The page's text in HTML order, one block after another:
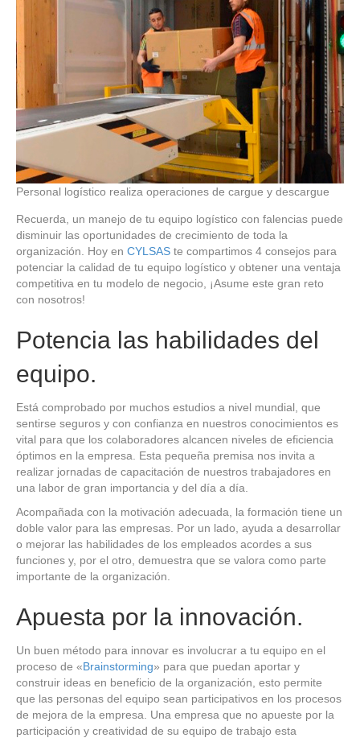
Personal logístico realiza operaciones de cargue y descargue
Recuerda, un manejo de tu equipo logístico con falencias puede
disminuir las oportunidades de crecimiento de toda la
organización. Hoy en CYLSAS te compartimos 4 consejos para
potenciar la calidad de tu equipo logístico y obtener una ventaja
competitiva en tu modelo de negocio, ¡Asume este gran reto
con nosotros!
Potencia las habilidades del
equipo.
Está comprobado por muchos estudios a nivel mundial, que
sentirse seguros y con confianza en nuestros conocimientos es
vital para que los colaboradores alcancen niveles de eficiencia
óptimos en la empresa. Esta pequeña premisa nos invita a
realizar jornadas de capacitación de nuestros trabajadores en
una labor de gran importancia y del día a día.
Acompañada con la motivación adecuada, la formación tiene un
doble valor para las empresas. Por un lado, ayuda a desarrollar
o mejorar las habilidades de los empleados acordes a sus
funciones y, por el otro, demuestra que se valora como parte
importante de la organización.
Apuesta por la innovación.
Un buen método para innovar es involucrar a tu equipo en el
proceso de «Brainstorming» para que puedan aportar y
construir ideas en beneficio de la organización, esto permite
que las personas del equipo sean participativos en los procesos
de mejora de la empresa. Una empresa que no apueste por la
participación y creatividad de su equipo de trabajo esta